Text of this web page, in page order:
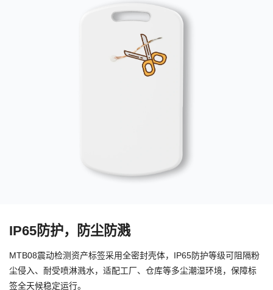
IP65防护，防尘防溅
MTB08震动检测资产标签采用全密封壳体，IP65防护等级可阻隔粉
尘侵入、耐受喷淋溅水，适配工厂、仓库等多尘潮湿环境，保障标
签全天候稳定运行。